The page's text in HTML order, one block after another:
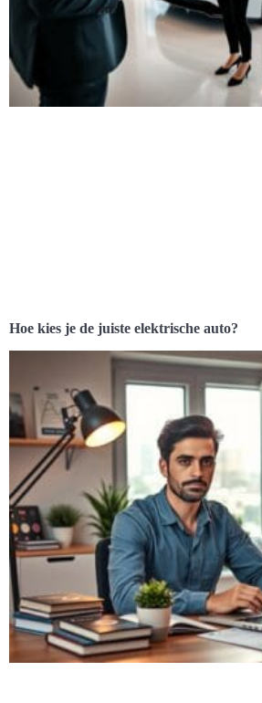
Hoe kies je de juiste elektrische auto?